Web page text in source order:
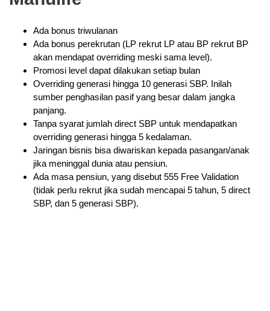
Ada bonus triwulanan
Ada bonus perekrutan (LP rekrut LP atau BP rekrut BP
akan mendapat overriding meski sama level).
Promosi level dapat dilakukan setiap bulan
Overriding generasi hingga 10 generasi SBP. Inilah
sumber penghasilan pasif yang besar dalam jangka
panjang.
Tanpa syarat jumlah direct SBP untuk mendapatkan
overriding generasi hingga 5 kedalaman.
Jaringan bisnis bisa diwariskan kepada pasangan/anak
jika meninggal dunia atau pensiun.
Ada masa pensiun, yang disebut 555 Free Validation
(tidak perlu rekrut jika sudah mencapai 5 tahun, 5 direct
SBP, dan 5 generasi SBP).